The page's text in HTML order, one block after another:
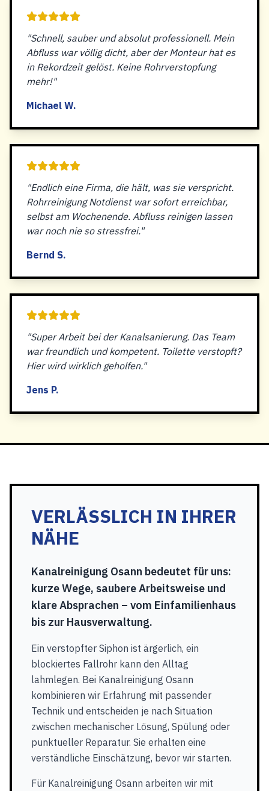
"Schnell, sauber und absolut professionell. Mein
Abfluss war völlig dicht, aber der Monteur hat es
in Rekordzeit gelöst. Keine Rohrverstopfung
mehr!"
Michael W.
"Endlich eine Firma, die hält, was sie verspricht.
Rohrreinigung Notdienst war sofort erreichbar,
selbst am Wochenende. Abfluss reinigen lassen
war noch nie so stressfrei."
Bernd S.
"Super Arbeit bei der Kanalsanierung. Das Team
war freundlich und kompetent. Toilette verstopft?
Hier wird wirklich geholfen."
Jens P.
VERLÄSSLICH IN IHRER
NÄHE
Kanalreinigung Osann bedeutet für uns:
kurze Wege, saubere Arbeitsweise und
klare Absprachen – vom Einfamilienhaus
bis zur Hausverwaltung.
Ein verstopfter Siphon ist ärgerlich, ein
blockiertes Fallrohr kann den Alltag
lahmlegen. Bei Kanalreinigung Osann
kombinieren wir Erfahrung mit passender
Technik und entscheiden je nach Situation
zwischen mechanischer Lösung, Spülung oder
punktueller Reparatur. Sie erhalten eine
verständliche Einschätzung, bevor wir starten.
Für Kanalreinigung Osann arbeiten wir mit